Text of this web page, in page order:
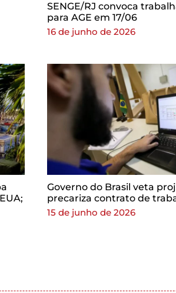
SENGE/RJ convoca
para AGE em 17/06
16 de junho de 2026
Governo do Brasil veta
precariza contrato de
15 de junho de 2026